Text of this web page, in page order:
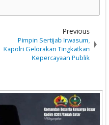
Previous
Pimpin Sertijab Irwasum,
Kapolri Gelorakan Tingkatkan
Kepercayaan Publik